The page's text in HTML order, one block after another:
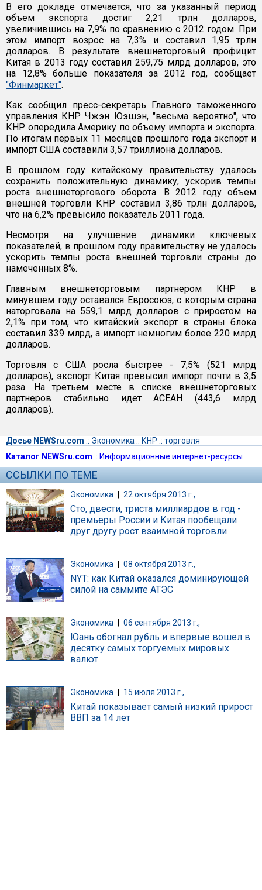
В его докладе отмечается, что за указанный период
объем экспорта достиг 2,21 трлн долларов,
увеличившись на 7,9% по сравнению с 2012 годом. При
этом импорт возрос на 7,3% и составил 1,95 трлн
долларов. В результате внешнеторговый профицит
Китая в 2013 году составил 259,75 млрд долларов, это
на 12,8% больше показателя за 2012 год, сообщает
"Финмаркет".
Как сообщил пресс-секретарь Главного таможенного
управления КНР Чжэн Юэшэн, "весьма вероятно", что
КНР опередила Америку по объему импорта и экспорта.
По итогам первых 11 месяцев прошлого года экспорт и
импорт США составили 3,57 триллиона долларов.
В прошлом году китайскому правительству удалось
сохранить положительную динамику, ускорив темпы
роста внешнеторгового оборота. В 2012 году объем
внешней торговли КНР составил 3,86 трлн долларов,
что на 6,2% превысило показатель 2011 года.
Несмотря на улучшение динамики ключевых
показателей, в прошлом году правительству не удалось
ускорить темпы роста внешней торговли страны до
намеченных 8%.
Главным внешнеторговым партнером КНР в
минувшем году оставался Евросоюз, с которым страна
наторговала на 559,1 млрд долларов с приростом на
2,1% при том, что китайский экспорт в страны блока
составил 339 млрд, а импорт немногим более 220 млрд
долларов.
Торговля с США росла быстрее - 7,5% (521 млрд
долларов), экспорт Китая превысил импорт почти в 3,5
раза. На третьем месте в списке внешнеторговых
партнеров стабильно идет АСЕАН (443,6 млрд
долларов).
Досье NEWSru.com :: Экономика :: КНР :: торговля
Каталог NEWSru.com :: Информационные интернет-ресурсы
ССЫЛКИ ПО ТЕМЕ
Экономика | 22 октября 2013 г.,
Сто, двести, триста миллиардов в год -
премьеры России и Китая пообещали
друг другу рост взаимной торговли
Экономика 08 октября 2013 г.,
NYT: как Китай оказался доминирующей
силой на саммите АТЭС
Экономика 06 сентября 2013 г.,
Юань обогнал рубль и впервые вошел в
десятку самых торгуемых мировых
валют
Экономика 15 июля 2013 г.,
Китай показывает самый низкий прирост
ВВП за 14 лет